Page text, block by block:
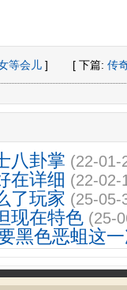
等会儿 ] [ 下篇: 传
八卦掌 (22-01-
在详细 (22-02-
了玩家 (25-05-
现在特色 (25-
黑色恶蛆这